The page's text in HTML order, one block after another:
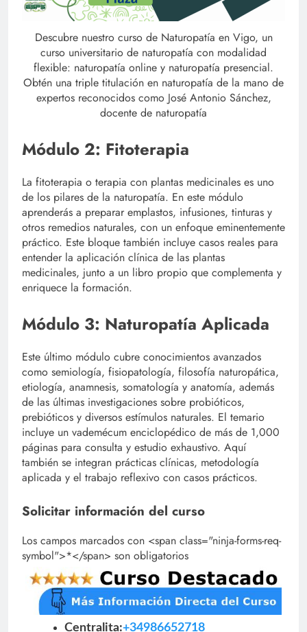
Descubre nuestro curso de Naturopatía en Vigo, un
curso universitario de naturopatía con modalidad
flexible: naturopatía online y naturopatía presencial.
Obtén una triple titulación en naturopatía de la mano de
expertos reconocidos como José Antonio Sánchez,
docente de naturopatía
Módulo 2: Fitoterapia
La fitoterapia o terapia con plantas medicinales es uno
de los pilares de la naturopatía. En este módulo
aprenderás a preparar emplastos, infusiones, tinturas y
otros remedios naturales, con un enfoque eminentemente
práctico. Este bloque también incluye casos reales para
entender la aplicación clínica de las plantas
medicinales, junto a un libro propio que complementa y
enriquece la formación.
Módulo 3: Naturopatía Aplicada
Este último módulo cubre conocimientos avanzados
como semiología, fisiopatología, filosofía naturopática,
etiología, anamnesis, somatología y anatomía, además
de las últimas investigaciones sobre probióticos,
prebióticos y diversos estímulos naturales. El temario
incluye un vademécum enciclopédico de más de 1,000
páginas para consulta y estudio exhaustivo. Aquí
también se integran prácticas clínicas, metodología
aplicada y el trabajo reflexivo con casos prácticos.
Solicitar información del curso
Los campos marcados con <span class="ninja-forms-req-
symbol">*</span> son obligatorios
Centralita:+34986652718